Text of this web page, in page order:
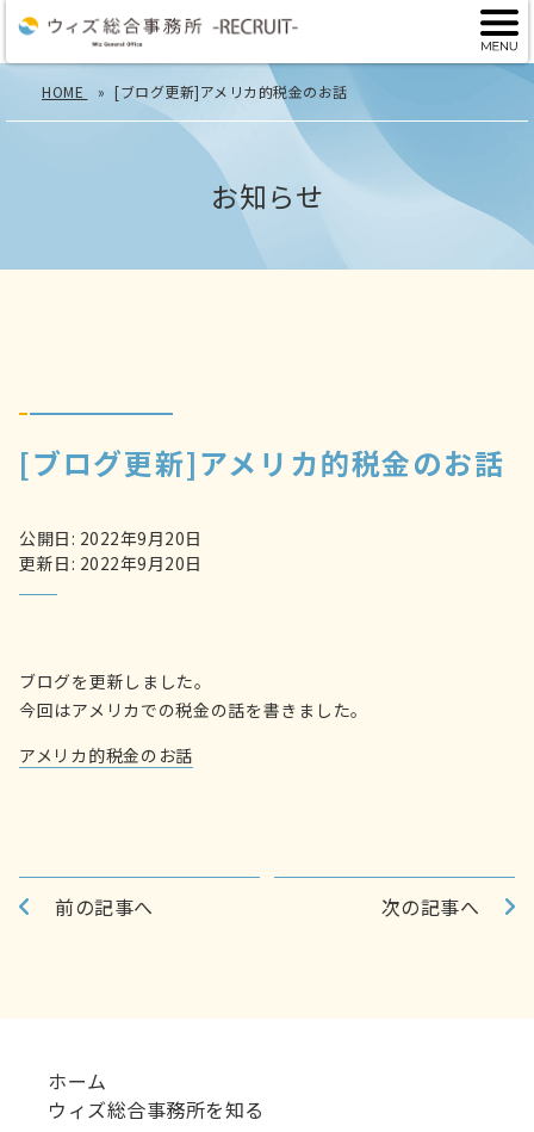
HOME [ブログ更新]アメリカ的税金のお話
お知らせ
[ブログ更新]アメリカ的税金のお話
公開日: 2022年9月20日
更新日: 2022年9月20日
ブログを更新しました。
今回はアメリカでの税金の話を書きました。
アメリカ的税金のお話
前の記事へ 次の記事へ
ホーム
ウィズ総合事務所を知る